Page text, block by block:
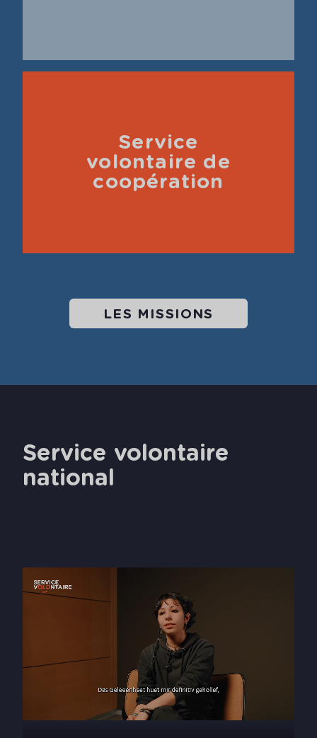
Service
volontaire de
coopération
LES MISSIONS
Service volontaire
national